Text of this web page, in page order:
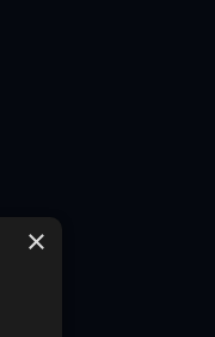
×